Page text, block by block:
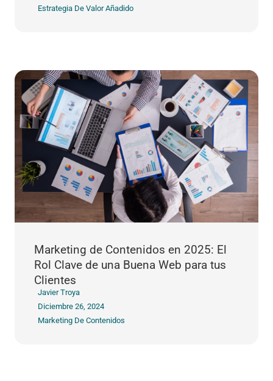
Estrategia De Valor Añadido
Marketing de Contenidos en 2025: El
Rol Clave de una Buena Web para tus
Clientes
Javier Troya
Diciembre 26, 2024
Marketing De Contenidos